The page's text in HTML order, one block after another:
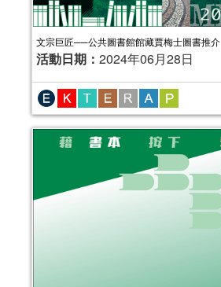
文宗巨匠──公共圖書館館藏賈梅士圖書推介
活動日期： 2024年06月28日